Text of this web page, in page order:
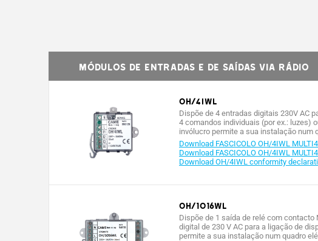
Módulos de entradas e de saídas via rádio
OH/4IWL
Dispõe de 4 entradas digitais 230V AC
4 comandos individuais (por ex.: luzes)
invólucro permite a sua instalação num
Download FASCICOLO OH/4IWL
Download FASCICOLO OH/4IWL
Download OH/4IWL conformity
OH/1O16WL
Dispõe de 1 saída de relé com
digital de 230 V AC para a ligação de
permite a sua instalação num quadro